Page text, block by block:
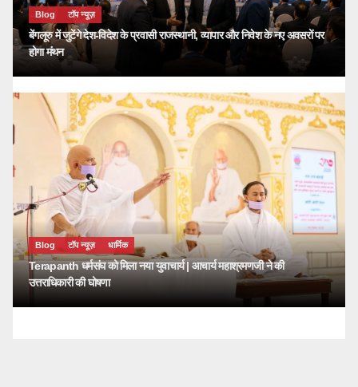
Blog टॉप न्यूज़
बेंगलूरु में जुटेंगे देश-विदेश के प्रवासी राजस्थानी, व्यापार और निवेश के नए अवसरों पर
होगा मंथन
Blog टॉप न्यूज़ धार्मिक
Terapanth धर्मसंघ को मिला नया युवाचार्य | आचार्य महाश्रमणजी ने की
उत्तराधिकारी की घोषणा